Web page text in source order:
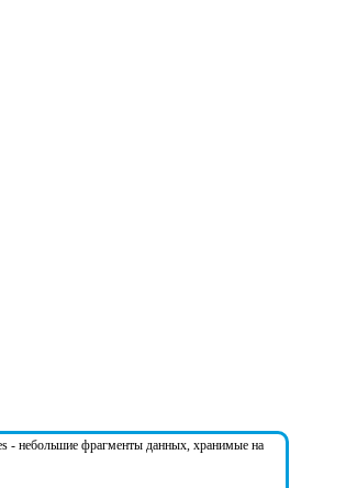
- небольшие фрагменты данных, хранимые на